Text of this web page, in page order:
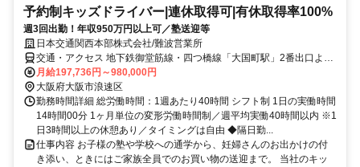
予約制キッズドライバー|連休取得可|有休取得率100%
週3回出勤！年収950万円以上可／塾送迎等
日本交通関西本部株式会社/難波営業所
交通・アクセス 地下鉄御堂筋線・四つ橋線「大国町駅」2番出口より
徒歩3分
月給197,736円～980,000円
大阪府大阪市浪速区
勤務時間詳細 総労働時間：1週あたり40時間 シフト制 1日の実働時間
14時間00分 1ヶ月単位の変形労働時間制／週平均実働40時間以内 ※1
日3時間以上の休憩あり／タイミングは自由 ◆隔日勤...
仕事内容 お子様の塾や学校への通学から、妊婦さんのお出かけの付
き添い、ときにはご家族全員でのお買い物の送迎まで。 当社のキッ